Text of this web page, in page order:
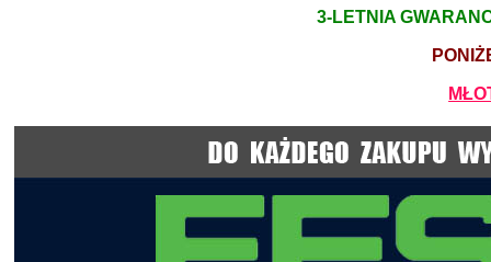
3-LETNIA